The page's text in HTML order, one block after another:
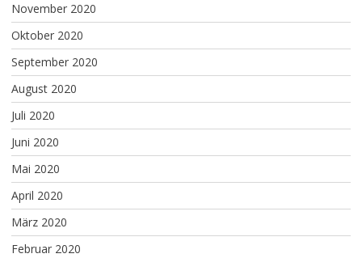
November 2020
Oktober 2020
September 2020
August 2020
Juli 2020
Juni 2020
Mai 2020
April 2020
März 2020
Februar 2020